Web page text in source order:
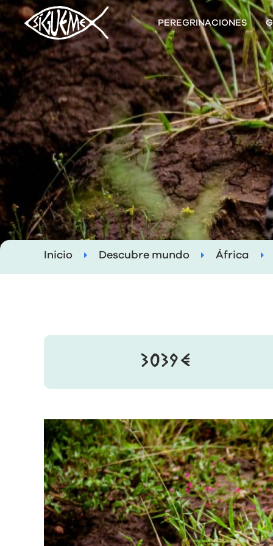
PEREGRINACIONES
Inicio Descubre mundo África
3039€